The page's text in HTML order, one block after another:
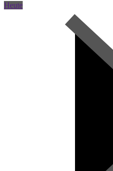
Heute